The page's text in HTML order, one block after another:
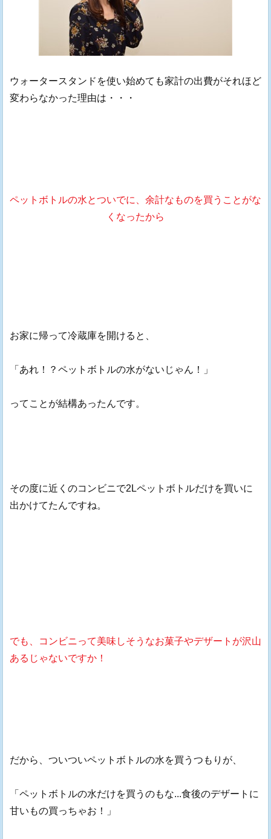
ウォータースタンドを使い始めても家計の出費がそれほど
変わらなかった理由は・・・
ペットボトルの水とついでに、余計なものを買うことがな
くなったから
お家に帰って冷蔵庫を開けると、
「あれ！？ペットボトルの水がないじゃん！」
ってことが結構あったんです。
その度に近くのコンビニで2Lペットボトルだけを買いに
出かけてたんですね。
でも、コンビニって美味しそうなお菓子やデザートが沢山
あるじゃないですか！
だから、ついついペットボトルの水を買うつもりが、
「ペットボトルの水だけを買うのもな...食後のデザートに
甘いもの買っちゃお！」